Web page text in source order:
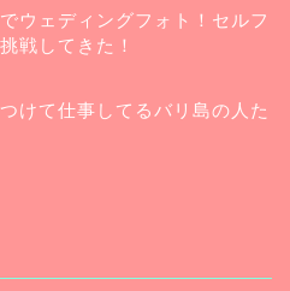
ウェディングフォト！セルフ
戦してきた！
けて仕事してるバリ島の人た